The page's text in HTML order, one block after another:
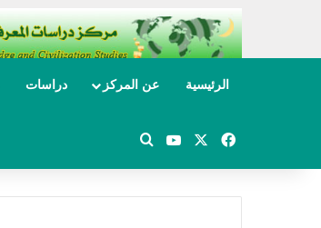
الرئيسية عن المركز دراسات
فيسبوك ‫YouTube